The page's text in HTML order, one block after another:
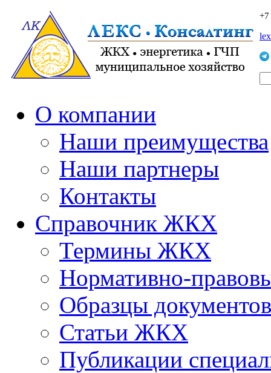
О компании
Наши преимущества
Наши партнеры
Контакты
Справочник ЖКХ
Термины ЖКХ
Нормативно-
Образцы документов
Статьи ЖКХ
Публикации